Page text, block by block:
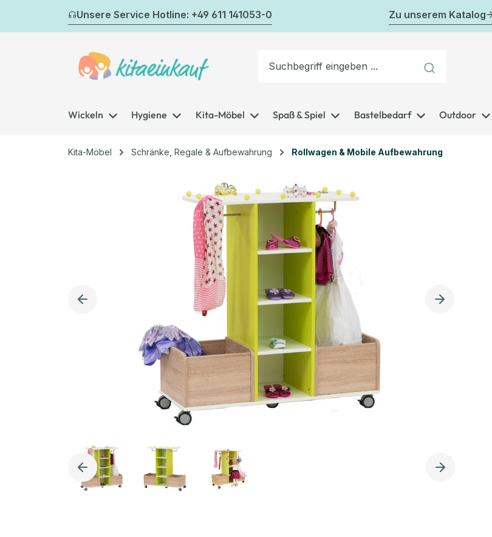
Hauptinhalt springen
Zur Suche springen
Zur Hauptnavigation springen
Unsere Service Hotline: +49 611 141053-0 Zu unserem Katalog
Wickeln Hygiene Kita-Möbel Spaß & Spiel Bastelbedarf Outdoor
Kita-Möbel Schränke, Regale & Aufbewahrung Rollwagen & Mobile Aufbewahrung